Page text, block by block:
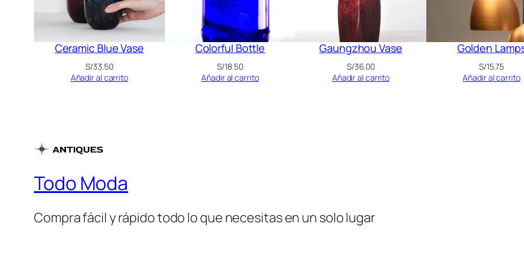
Ceramic Blue Vase
S/33.50
Añadir al carrito
Colorful Bottle
S/18.50
Añadir al carrito
Gaungzhou Vase
S/36.00
Añadir al carrito
Golden
S/15.75
Añadir al carrito
Todo Moda
Compra fácil y rápido todo lo que necesitas en un solo lugar